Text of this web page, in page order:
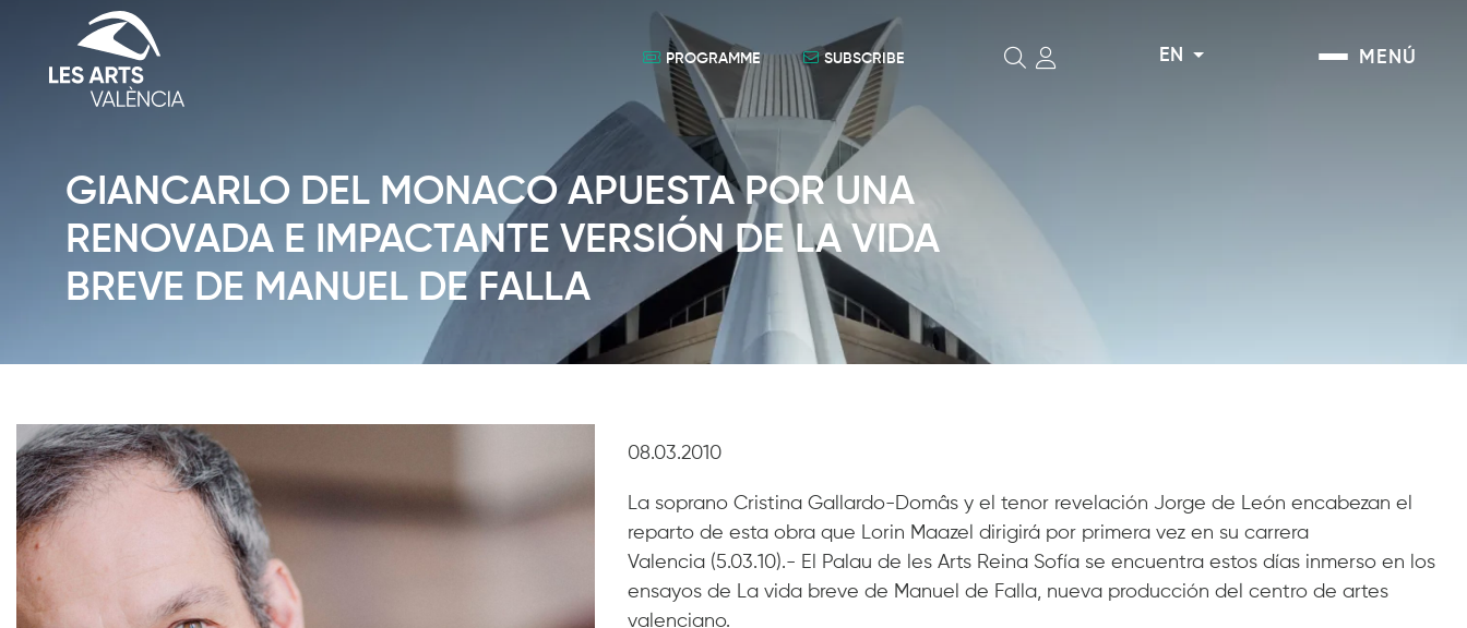
MENÚ
EN
SUBSCRIBE
PROGRAMME
GIANCARLO DEL MONACO APUESTA POR UNA
RENOVADA E IMPACTANTE VERSIÓN DE LA VIDA
BREVE DE MANUEL DE FALLA
08.03.2010
La soprano Cristina Gallardo-Domâs y el tenor revelación Jorge de León encabezan el
reparto de esta obra que Lorin Maazel dirigirá por primera vez en su carrera
Valencia (5.03.10).- El Palau de les Arts Reina Sofía se encuentra estos días inmerso en los
ensayos de La vida breve de Manuel de Falla, nueva producción del centro de artes
valenciano.